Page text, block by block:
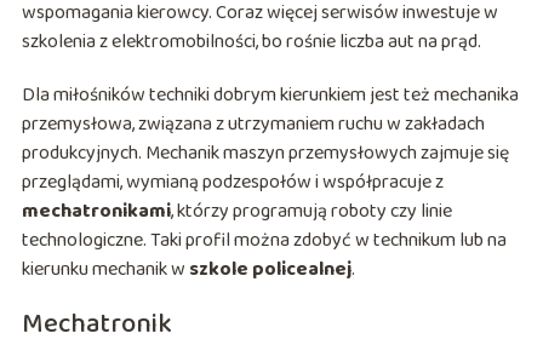
wspomagania kierowcy. Coraz więcej serwisów inwestuje w
szkolenia z elektromobilności, bo rośnie liczba aut na prąd.
Dla miłośników techniki dobrym kierunkiem jest też mechanika
przemysłowa, związana z utrzymaniem ruchu w zakładach
produkcyjnych. Mechanik maszyn przemysłowych zajmuje się
przeglądami, wymianą podzespołów i współpracuje z
mechatronikami, którzy programują roboty czy linie
technologiczne. Taki profil można zdobyć w technikum lub na
kierunku mechanik w szkole policealnej.
Mechatronik